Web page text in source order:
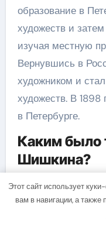
образование в
художеств и
изучая местную
Вернувшись в
художником и
художеств. В
в Петербурге.
Каким было
Шишкина?
Творчество
непревзойденным
неподражаемым
количество
Этот сайт использует
вам в навигации, а